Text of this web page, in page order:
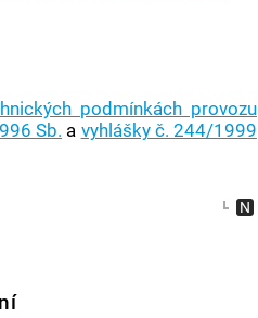
podmínkách provozu
Sb. a vyhlášky č. 244/1999